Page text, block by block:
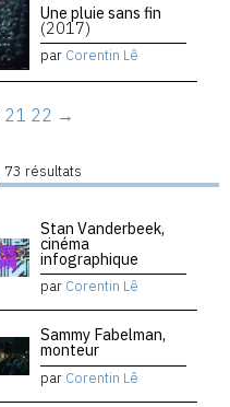
Une pluie sans fin
(2017)
par Corentin Lê
21 22 →
73 résultats
Stan Vanderbeek,
cinéma
infographique
par Corentin Lê
Sammy Fabelman,
monteur
par Corentin Lê